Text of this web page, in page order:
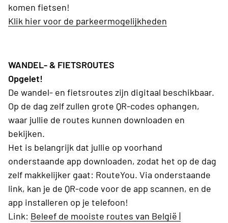
komen fietsen!
Klik hier voor de parkeermogelijkheden
WANDEL- & FIETSROUTES
Opgelet!
De wandel- en fietsroutes zijn digitaal beschikbaar.
Op de dag zelf zullen grote QR-codes ophangen,
waar jullie de routes kunnen downloaden en
bekijken.
Het is belangrijk dat jullie op voorhand
onderstaande app downloaden, zodat het op de dag
zelf makkelijker gaat: RouteYou. Via onderstaande
link, kan je de QR-code voor de app scannen, en de
app installeren op je telefoon!
Link: Beleef de mooiste routes van België |